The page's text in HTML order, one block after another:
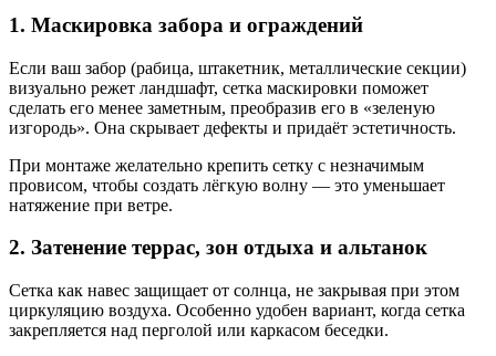
1. Маскировка забора и ограждений
Если ваш забор (рабица, штакетник, металлические секции)
визуально режет ландшафт, сетка маскировки поможет
сделать его менее заметным, преобразив его в «зеленую
изгородь». Она скрывает дефекты и придаёт эстетичность.
При монтаже желательно крепить сетку с незначимым
провисом, чтобы создать лёгкую волну — это уменьшает
натяжение при ветре.
2. Затенение террас, зон отдыха и альтанок
Сетка как навес защищает от солнца, не закрывая при этом
циркуляцию воздуха. Особенно удобен вариант, когда сетка
закрепляется над перголой или каркасом беседки.